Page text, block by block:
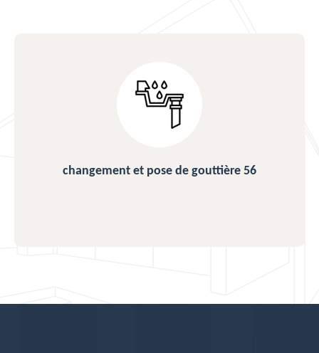
changement et pose de gouttière 56